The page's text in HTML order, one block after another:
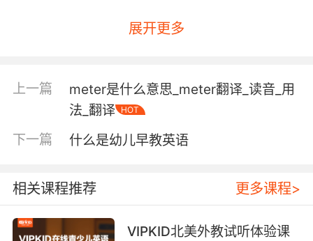
展开更多
上一篇
meter是什么意思_meter翻译_读音_用
法_翻译
HOT
下一篇 什么是幼儿早教英语
相关课程推荐 更多课程>
VIPKID北美外教试听体验课